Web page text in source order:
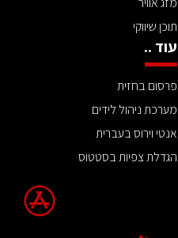
תוכן שיווקי
עוד ..
פרסום בחזית
מערכת ניהול לידים
אנטי וירוס בעברית
הגדלת צפיות בסטטוס